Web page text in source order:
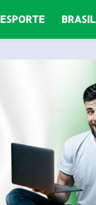
ESPORTE BRASIL